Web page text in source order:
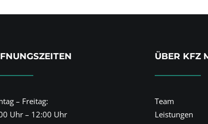
– Freitag:
Uhr – 12:00 Uhr
ÜBER KFZ
Team
Leistungen